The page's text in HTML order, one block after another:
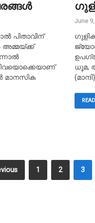
പിതാവിന്
അമ്മയ്ക്ക്
മാനസിക
June
ധൂമ,
1 2 3